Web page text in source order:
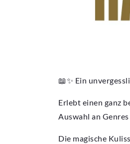
📖✨ Ein
Erlebt einen ganz
Auswahl an
Die magische